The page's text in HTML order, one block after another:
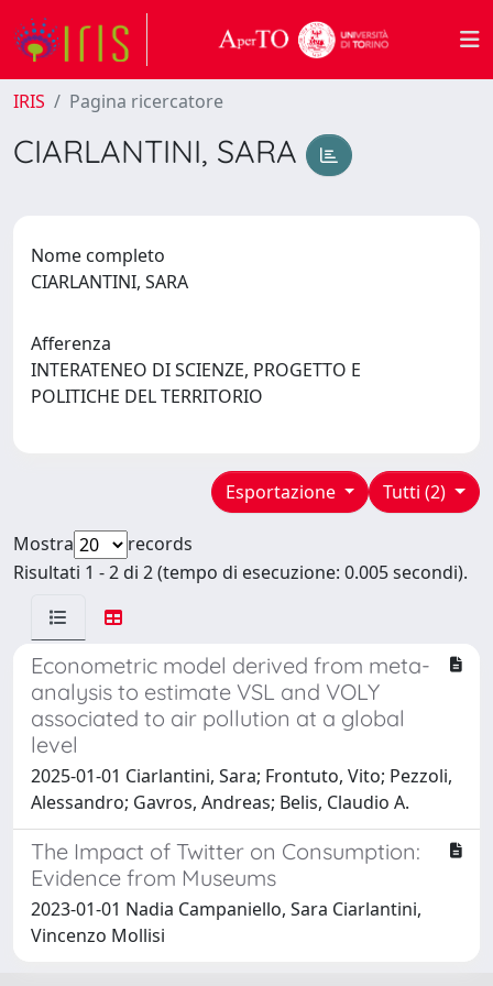
IRIS Pagina ricercatore
CIARLANTINI, SARA
Nome completo
CIARLANTINI, SARA
Afferenza
INTERATENEO DI SCIENZE, PROGETTO E
POLITICHE DEL TERRITORIO
Tutti (2)
Esportazione
Mostra
records
Risultati 1 - 2 di 2 (tempo di esecuzione: 0.005 secondi).
Econometric model derived from meta-
analysis to estimate VSL and VOLY
associated to air pollution at a global
level
2025-01-01 Ciarlantini, Sara; Frontuto, Vito; Pezzoli,
Alessandro; Gavros, Andreas; Belis, Claudio A.
The Impact of Twitter on Consumption:
Evidence from Museums
2023-01-01 Nadia Campaniello, Sara Ciarlantini,
Vincenzo Mollisi